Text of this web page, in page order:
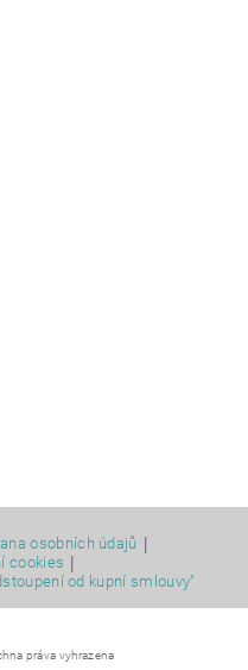
osobních údajů
cookies
od kupní smlouvy"
práva vyhrazena